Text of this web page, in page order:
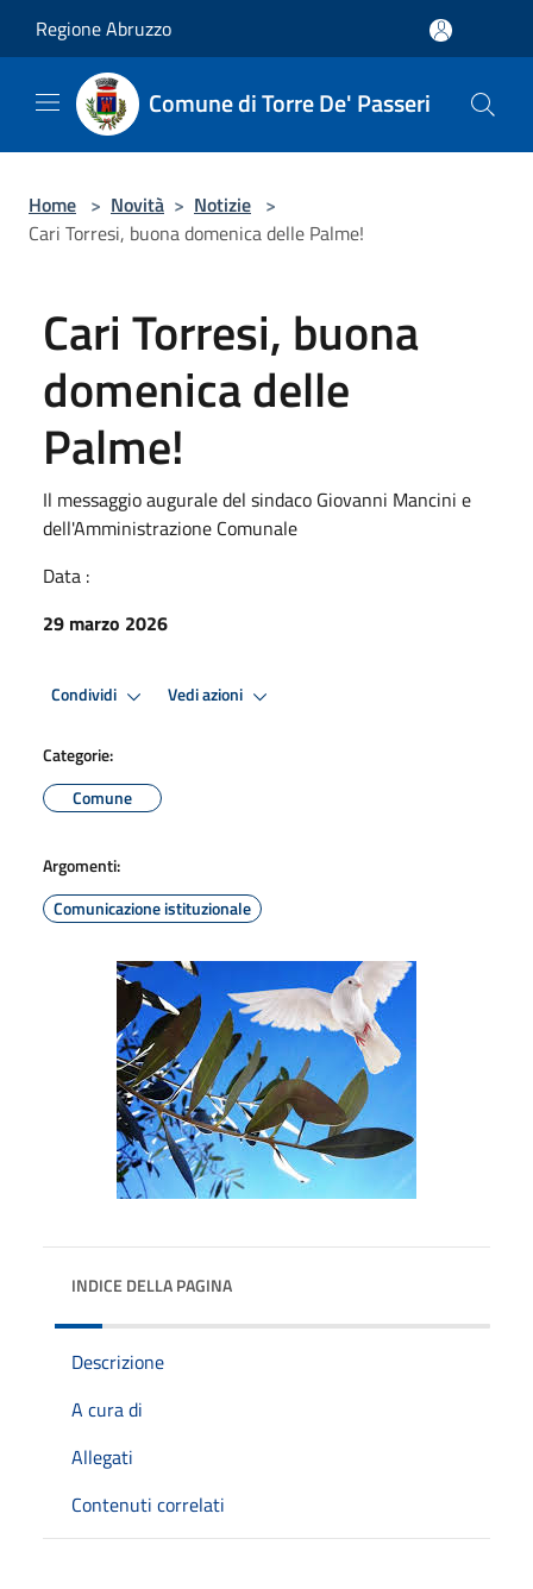
Regione Abruzzo
Comune di Torre De' Passeri
Home > Novità > Notizie >
Cari Torresi, buona domenica delle Palme!
Cari Torresi, buona
domenica delle
Palme!
Il messaggio augurale del sindaco Giovanni Mancini e
dell'Amministrazione Comunale
Data :
29 marzo 2026
Condividi Vedi azioni
Categorie:
Comune
Argomenti:
Comunicazione istituzionale
INDICE DELLA PAGINA
Descrizione
A cura di
Allegati
Contenuti correlati